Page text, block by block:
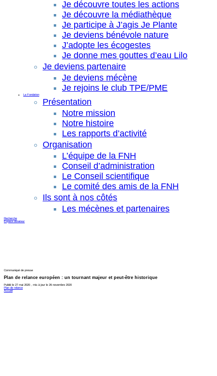
Je découvre toutes les actions
Je découvre la médiathèque
Je participe à J’agis Je Plante
Je deviens bénévole nature
J’adopte les écogestes
Je donne mes gouttes d’eau Lilo
Je deviens partenaire
Je deviens mécène
Je rejoins le club TPE/PME
La Fondation
Présentation
Notre mission
Notre histoire
Les rapports d’activité
Organisation
L’équipe de la FNH
Conseil d’administration
Le Conseil scientifique
Le comité des amis de la FNH
Ils sont à nos côtés
Les mécènes et partenaires
Recherche
Espace donateur
Communiqué de presse
Plan de relance européen : un tournant majeur et peut-être historique
Publié le 27 mai 2020 , mis à jour le 26 novembre 2020
Plan de relance
Accueil